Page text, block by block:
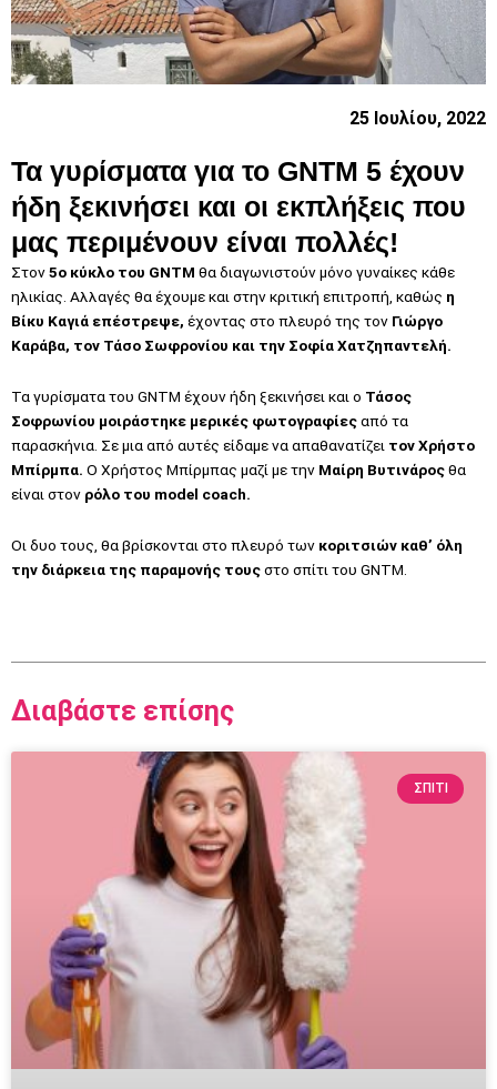
25 Ιουλίου, 2022
Τα γυρίσματα για το GNTM 5 έχουν
ήδη ξεκινήσει και οι εκπλήξεις που
μας περιμένουν είναι πολλές!
Στον5ο κύκλο του GNTM θα διαγωνιστούν μόνο γυναίκες κάθε
ηλικίας. Αλλαγές θα έχουμε και στην κριτική επιτροπή, καθώς η
Βίκυ Καγιά επέστρεψε, έχοντας στο πλευρό της τον Γιώργο
Καράβα, τον Τάσο Σωφρονίου και την Σοφία Χατζηπαντελή.
Τα γυρίσματα του GNTM έχουν ήδη ξεκινήσει και ο Τάσος
Σοφρωνίου μοιράστηκε μερικές φωτογραφίεςαπό τα
παρασκήνια. Σε μια από αυτές είδαμε να απαθανατίζει τον Χρήστο
Μπίρμπα. Ο Χρήστος Μπίρμπας μαζί με την Μαίρη Βυτινάροςθα
είναι στον ρόλο του model coach.
Οι δυο τους, θα βρίσκονται στο πλευρό των κοριτσιών καθ’ όλη
την διάρκεια της παραμονής τουςστο σπίτι του GNTM.
Διαβάστε επίσης
ΣΠΙΤΙ